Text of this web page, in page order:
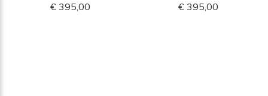
€ 395,00 € 395,00